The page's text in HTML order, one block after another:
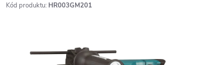
Kód produktu: HR003GM201